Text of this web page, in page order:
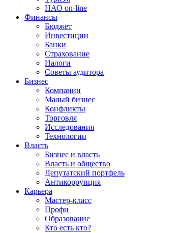
НАО on-line
Финансы
Бюджет
Инвестиции
Банки
Страхование
Налоги
Советы аудитора
Бизнес
Компании
Малый бизнес
Конфликты
Торговля
Исследования
Технологии
Власть
Бизнес и власть
Власть и общество
Депутатский портфель
Антикоррупция
Карьера
Мастер-класс
Профи
Образование
Кто есть кто?